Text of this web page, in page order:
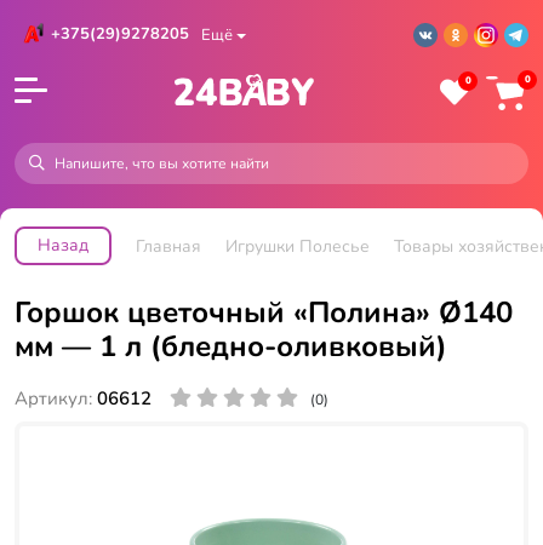
+375(29)9278205 Ещё
0 0
Назад Главная Игрушки Полесье Товары
Горшок цветочный «Полина» Ø140
мм — 1 л (бледно-оливковый)
Артикул: 06612 (0)